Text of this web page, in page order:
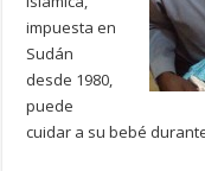
impuesta en
Sudán
desde 1980,
puede
cuidar a su bebé